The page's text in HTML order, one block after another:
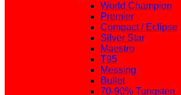
World Champion
Premier
Compact / Eclipse
Silver Star
Maestro
T95
Messing
Bullet
70-90% Tungsten